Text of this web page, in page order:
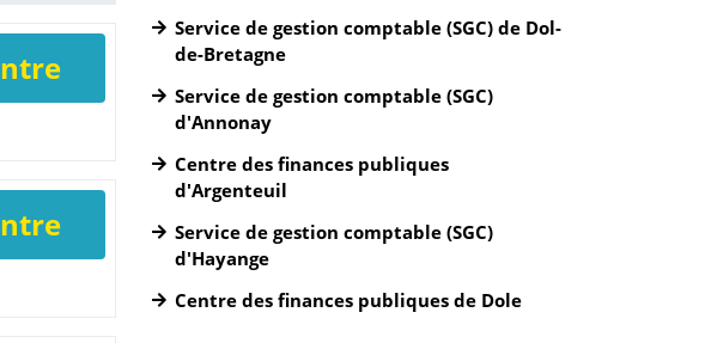
Service de gestion comptable (SGC) de Dol-
de-Bretagne
Service de gestion comptable (SGC)
d'Annonay
Centre des finances publiques
d'Argenteuil
Service de gestion comptable (SGC)
d'Hayange
Centre des finances publiques de Dole